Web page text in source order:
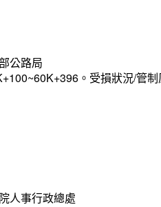
公路局
。受損狀況/管
人事行政總處